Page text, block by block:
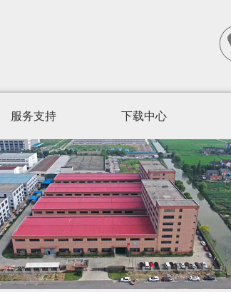
服务支持 下载中心